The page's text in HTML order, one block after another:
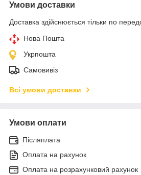
Умови доставки
Доставка здійснюється тільки по
Нова Пошта
Укрпошта
Самовивіз
Всі умови доставки
Умови оплати
Післяплата
Оплата на рахунок
Оплата на розрахунковий рахунок